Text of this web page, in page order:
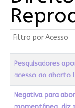
Filtro por Acesso
Título Acessos
Pesquisadores
acesso ao aborto
Negativa para